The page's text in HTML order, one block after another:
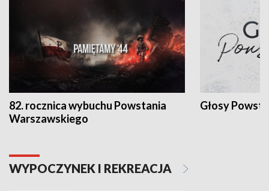
82. rocznica wybuchu Powstania
Warszawskiego
Głosy
WYPOCZYNEK I REKREACJA